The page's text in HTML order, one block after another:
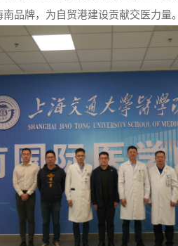
品牌，为自贸港建设贡献交医力量